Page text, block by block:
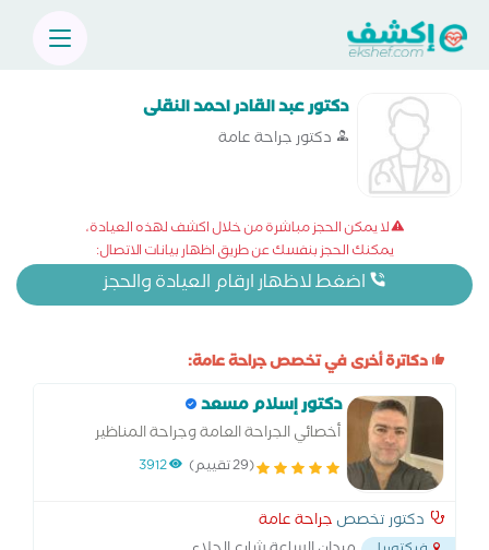
دكتور عبد القادر احمد النقلى
دكتور جراحة عامة
لا يمكن الحجز مباشرة من خلال اكشف لهذه العيادة،
يمكنك الحجز بنفسك عن طريق اظهار بيانات الاتصال:
اضغط لاظهار ارقام العيادة والحجز
دكاترة أخرى في تخصص جراحة عامة:
دكتور إسلام مسعد
أخصائي الجراحة العامة وجراحة المناظير
(29 تقييم) 3912
دكتور تخصص جراحة عامة